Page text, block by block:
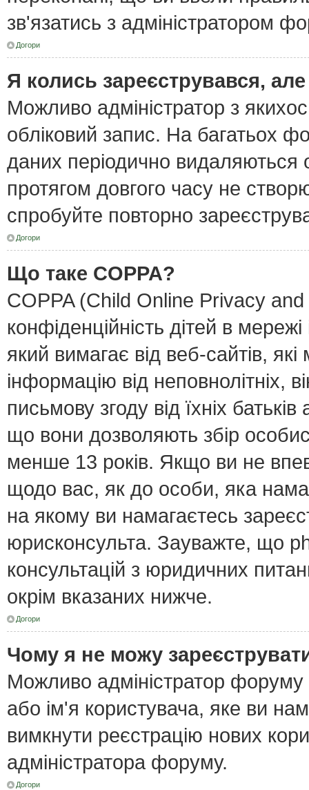
зв'язатись з адміністратором
Догори
Я колись зареєструвався,
Можливо адміністратор з
обліковий запис. На багатьох
даних періодично видаляються
протягом довгого часу не
спробуйте повторно
Догори
Що таке COPPA?
COPPA (Child Online Privacy
конфіденційність дітей в
який вимагає від веб-сайтів,
інформацію від неповнолітніх,
письмову згоду від їхніх
що вони дозволяють збір
менше 13 років. Якщо ви не
щодо вас, як до особи, яка
на якому ви намагаєтесь
юрисконсульта. Зауважте, що
консультацій з юридичних
окрім вказаних нижче.
Догори
Чому я не можу
Можливо адміністратор
або ім'я користувача, яке ви
вимкнути реєстрацію нових
адміністратора форуму.
Догори